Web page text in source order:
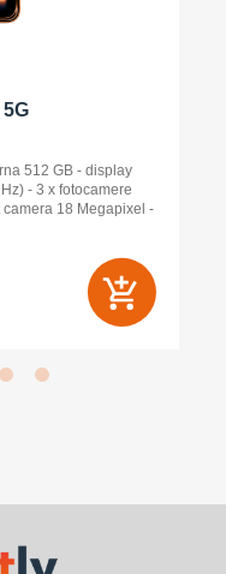
512 GB - display
- 3 x fotocamere
camera 18 Megapixel -